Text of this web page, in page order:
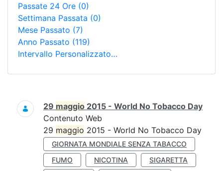
Passate 24 Ore (0)
Settimana Passata (0)
Mese Passato (7)
Anno Passato (119)
Intervallo Personalizzato…
Ricerca
29 maggio 2015 - World No Tobacco Day
Contenuto Web
29 maggio 2015 - World No Tobacco Day
GIORNATA MONDIALE SENZA TABACCO
FUMO
NICOTINA
SIGARETTA